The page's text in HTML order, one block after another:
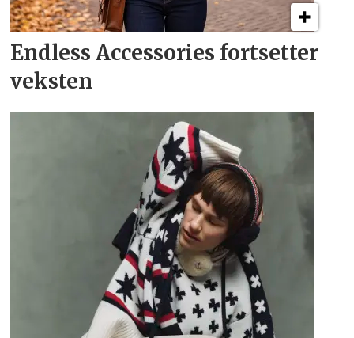
Endless Accessories fortsetter
veksten